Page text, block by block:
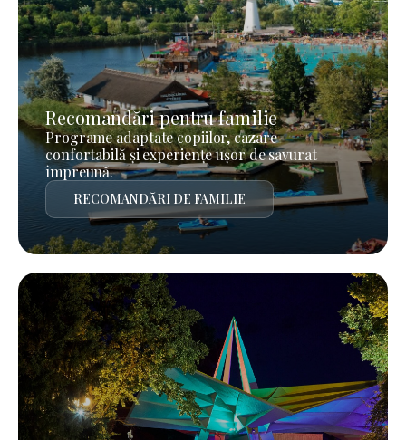
Recomandări pentru familie
Programe adaptate copiilor, cazare
confortabilă și experiențe ușor de savurat
împreună.
RECOMANDĂRI DE FAMILIE